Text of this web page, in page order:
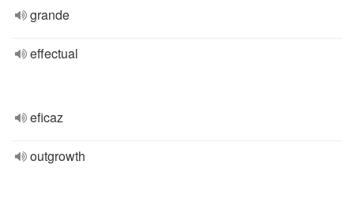
grande
effectual
eficaz
outgrowth